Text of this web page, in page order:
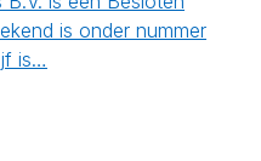
is onder nummer
is…